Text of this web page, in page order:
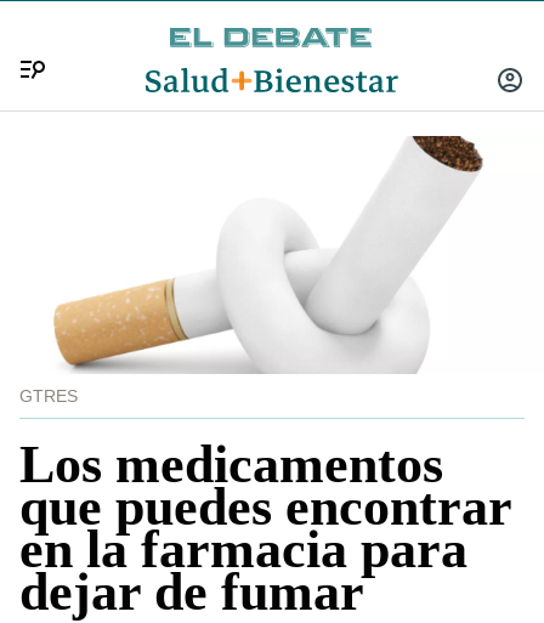
INICIAR
GTRES
Los medicamentos
que puedes encontrar
en la farmacia para
dejar de fumar